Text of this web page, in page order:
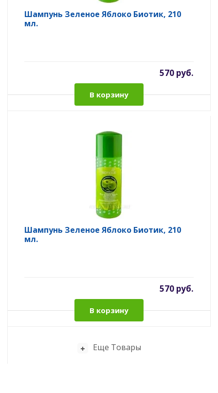
Шампунь Зеленое Яблоко Биотик, 210
мл.
570 руб.
В корзину
Шампунь Зеленое Яблоко Биотик, 210
мл.
570 руб.
В корзину
Еще Товары